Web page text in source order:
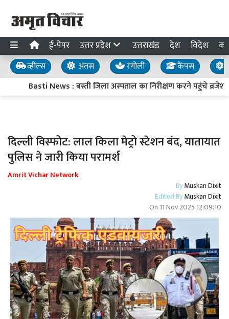
ई-पेपर उत्तर प्रदेश उत्तराखंड देश विदेश
व्हील्स अंतस रंगोली कैंपस
Basti News : बस्ती जिला अस्पताल का निरीक्षण करने पहुंचे ब्रजेश
दिल्ली विस्फोट: लाल किला मेट्रो स्टेशन बंद, यातायात
पुलिस ने जारी किया परामर्श
Amrit Vichar Network
ByMuskan Dixit
Edited ByMuskan Dixit
On 11 Nov 2025 12:09:10